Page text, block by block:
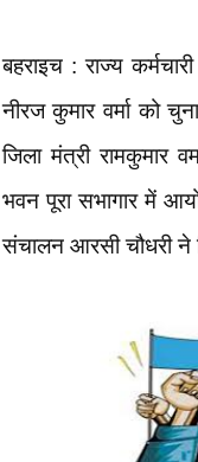
बहराइच : राज्य
नीरज कुमार वर्मा को
जिला मंत्री रामकुमार
भवन पूरा सभागार में
संचालन आरसी चौधरी ने